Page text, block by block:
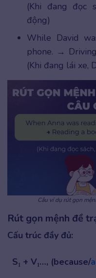
(Khi đang đọc
động)
While David
phone. →
(Khi đang lái xe,
Câu ví dụ rút gọn
Rút gọn mệnh đề
Cấu trúc đầy đủ:
S₁ + V₁…, (because/